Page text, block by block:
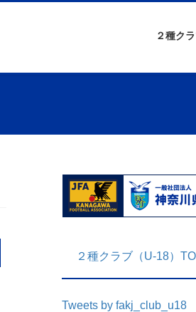
２種ク
２種クラブ（U-18）
Tweets by fakj_club_u18